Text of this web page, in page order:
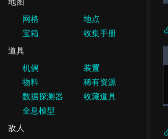
网格
地点
宝箱
收集手册
道具
机偶
装置
物料
稀有资源
数据探测器
收藏道具
全息模型
敌人